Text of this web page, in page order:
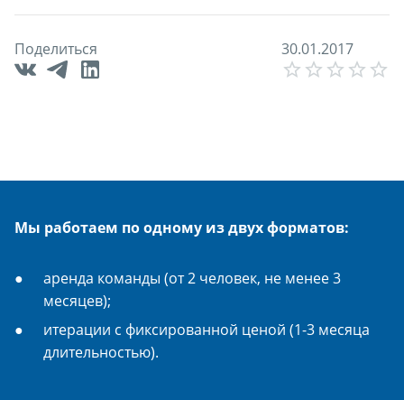
Поделиться 30.01.2017
Мы работаем по одному из двух форматов:
аренда команды (от 2 человек, не менее 3
месяцев);
итерации с фиксированной ценой (1-3 месяца
длительностью).